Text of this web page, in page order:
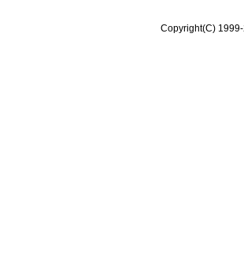
Copyright(C)